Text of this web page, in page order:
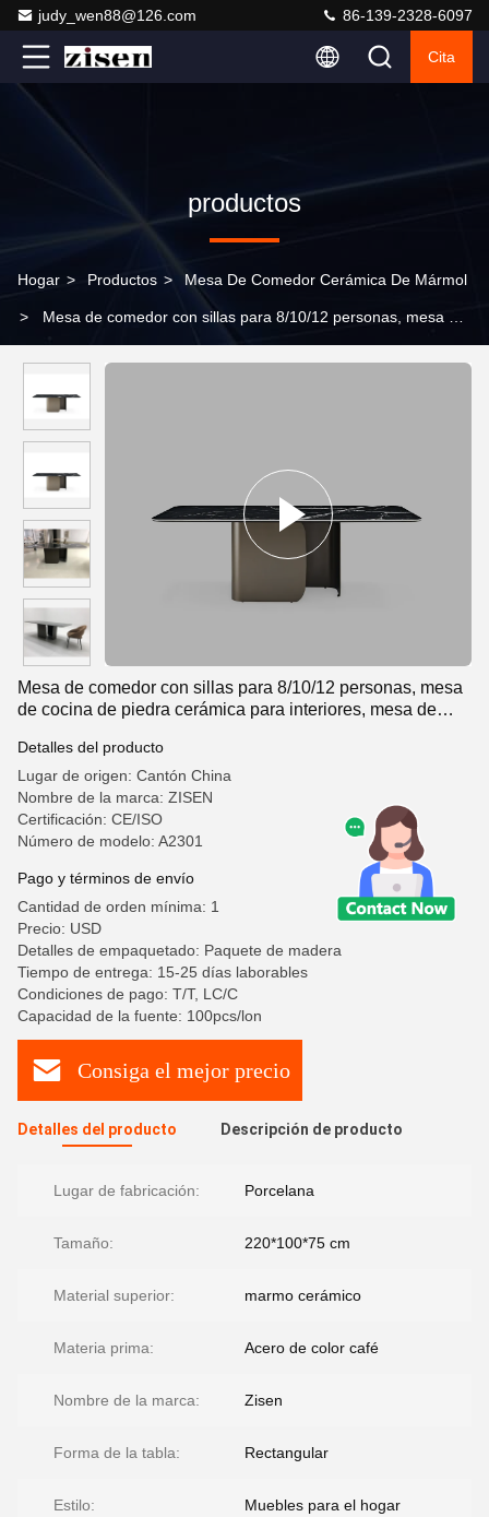
judy_wen88@126.com 86-139-2328-6097
Cita
productos
Hogar > Productos > Mesa De Comedor Cerámica De Mármol
> Mesa de comedor con sillas para 8/10/12 personas, mesa de
mármol barata para 10 personas
Mesa de comedor con sillas para 8/10/12 personas, mesa
de cocina de piedra cerámica para interiores, mesa de
Detalles del producto
Lugar de origen: Cantón China
Nombre de la marca: ZISEN
Certificación: CE/ISO
Número de modelo: A2301
Pago y términos de envío
Cantidad de orden mínima: 1
Precio: USD
Detalles de empaquetado: Paquete de madera
Tiempo de entrega: 15-25 días laborables
Condiciones de pago: T/T, LC/C
Capacidad de la fuente: 100pcs/lon
Consiga el mejor precio
Detalles del producto Descripción de producto
Lugar de fabricación: Porcelana
Tamaño: 220*100*75 cm
Material superior: marmo cerámico
Materia prima: Acero de color café
Nombre de la marca: Zisen
Forma de la tabla: Rectangular
Estilo: Muebles para el hogar